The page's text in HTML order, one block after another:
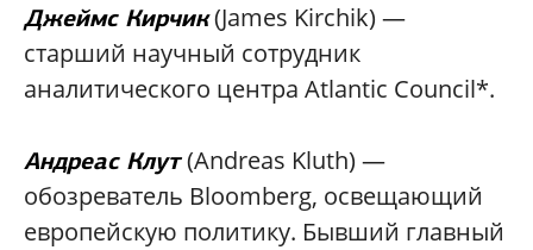
Джеймс Кирчик(James Kirchik) —
старший научный сотрудник
аналитического центра Atlantic Council*.
Андреас Клут(Andreas Kluth) —
обозреватель Bloomberg, освещающий
европейскую политику. Бывший главный